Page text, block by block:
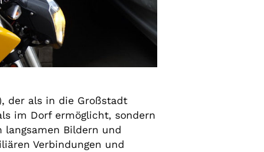
der als in die Großstadt
im Dorf ermöglicht, sondern
Bildern und
Verbindungen und